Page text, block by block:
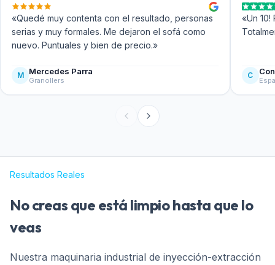
«Quedé muy contenta con el resultado, personas
serias y muy formales. Me dejaron el sofá como
nuevo. Puntuales y bien de precio.»
M Mercedes Parra
Granollers
«Un
C
Resultados Reales
No creas que está limpio hasta que lo
veas
Nuestra maquinaria industrial de inyección-extracción